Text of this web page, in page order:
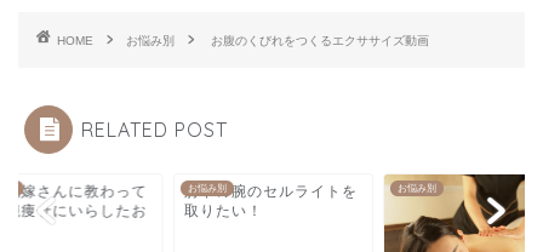
HOME お悩み別 お腹のくびれをつくるエクササイズ動画
RELATED POST
花嫁さんに教わって
腕痩せにいらしたお
お悩み別
肘下の腕のセルライトを
取りたい！
お悩み別